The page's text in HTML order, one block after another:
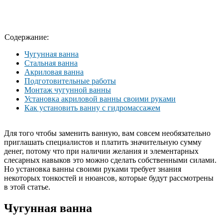
Содержание:
Чугунная ванна
Стальная ванна
Акриловая ванна
Подготовительные работы
Монтаж чугунной ванны
Установка акриловой ванны своими руками
Как установить ванну с гидромассажем
Для того чтобы заменить ванную, вам совсем необязательно
приглашать специалистов и платить значительную сумму
денег, потому что при наличии желания и элементарных
слесарных навыков это можно сделать собственными силами.
Но установка ванны своими руками требует знания
некоторых тонкостей и нюансов, которые будут рассмотрены
в этой статье.
Чугунная ванна